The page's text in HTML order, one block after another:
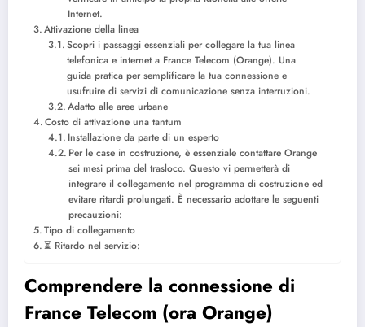
Internet.
Attivazione della linea
Scopri i passaggi essenziali per collegare la tua linea
telefonica e internet a France Telecom (Orange). Una
guida pratica per semplificare la tua connessione e
usufruire di servizi di comunicazione senza interruzioni.
Adatto alle aree urbane
Costo di attivazione una tantum
Installazione da parte di un esperto
Per le case in costruzione, è essenziale contattare Orange
sei mesi prima del trasloco. Questo vi permetterà di
integrare il collegamento nel programma di costruzione ed
evitare ritardi prolungati. È necessario adottare le seguenti
precauzioni:
Tipo di collegamento
⏳ Ritardo nel servizio:
Comprendere la connessione di
France Telecom (ora Orange)